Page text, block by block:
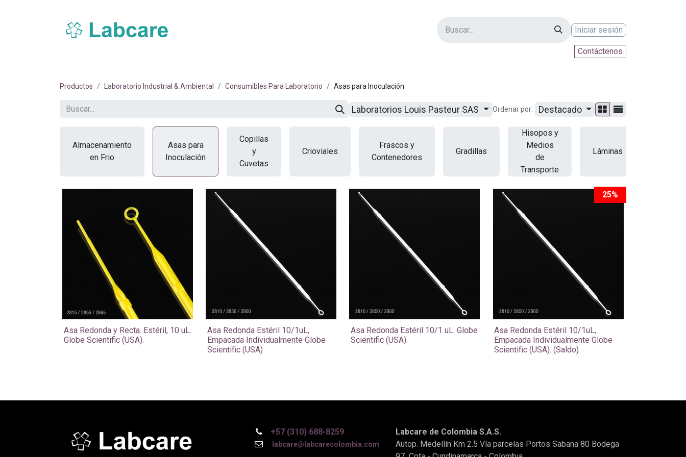
Iniciar sesión
Contáctenos
Productos Laboratorio Industrial & Ambiental Consumibles Para Laboratorio Asas para Inoculación
Laboratorios Louis Pasteur SAS Ordenar por: Destacado
Almacenamiento
en Frio
Asas para
Inoculación
Copillas
y
Cuvetas
Crioviales
Frascos y
Contenedores
Gradillas
Hisopos y
Medios
de
Transporte
Láminas
Asa Redonda y Recta. Estéril, 10 uL.
Globe Scientific (USA).
Asa Redonda Estéril 10/1uL,
Empacada Individualmente Globe
Scientific (USA)
Asa Redonda Estéril 10/1 uL. Globe
Scientific (USA).
Asa Redonda Estéril 10/1uL,
Empacada Individualmente Globe
Scientific (USA). (Saldo)
25%
+57 (310) 688-8259
labcare@labcarecolombia.com
Labcare de Colombia S.A.S.
Autop. Medellín Km 2.5 Vía parcelas Portos Sabana 80 Bodega